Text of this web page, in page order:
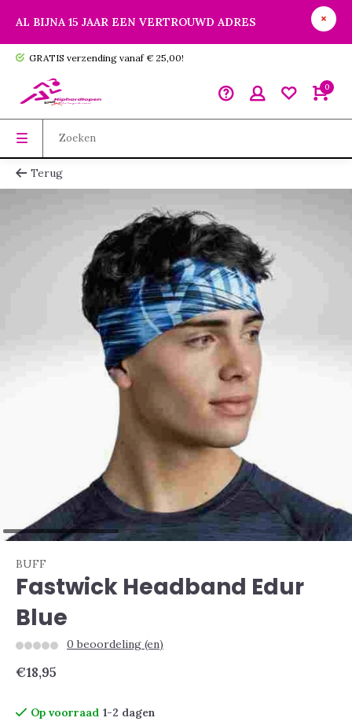
AL BIJNA 15 JAAR EEN VERTROUWD ADRES
GRATIS verzending vanaf € 25,00!
0
Terug
BUFF
Fastwick Headband Edur
Blue
0 beoordeling (en)
€18,95
Op voorraad 1-2 dagen